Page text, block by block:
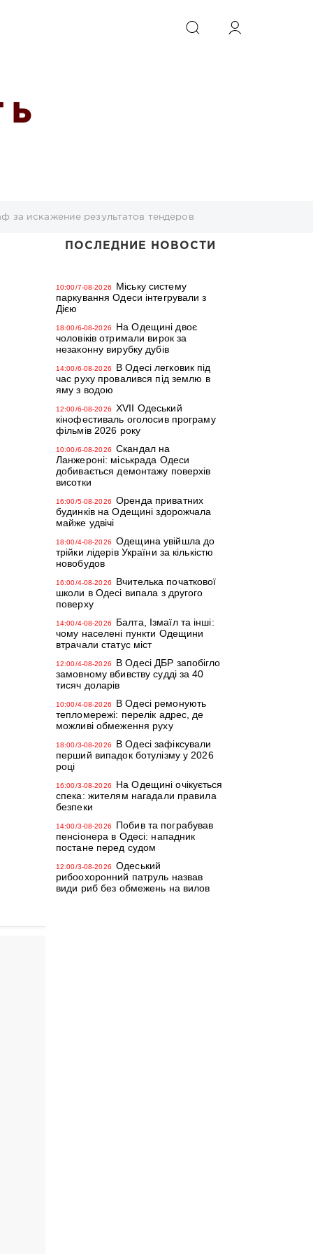
ИСКАТЬ
Ь
за искажение результатов тендеров
ПОСЛЕДНИЕ НОВОСТИ
10:00/7-08-2026
Міську систему
паркування Одеси інтегрували з
Дією
18:00/6-08-2026
На Одещині двоє
чоловіків отримали вирок за
незаконну вирубку дубів
14:00/6-08-2026
В Одесі легковик під
час руху провалився під землю в
яму з водою
12:00/6-08-2026
XVII Одеський
кінофестиваль оголосив програму
фільмів 2026 року
10:00/6-08-2026
Скандал на
Ланжероні: міськрада Одеси
добивається демонтажу поверхів
висотки
16:00/5-08-2026
Оренда приватних
будинків на Одещині здорожчала
майже удвічі
18:00/4-08-2026
Одещина увійшла до
трійки лідерів України за кількістю
новобудов
16:00/4-08-2026
Вчителька початкової
школи в Одесі випала з другого
поверху
14:00/4-08-2026
Балта, Ізмаїл та інші:
чому населені пункти Одещини
втрачали статус міст
12:00/4-08-2026
В Одесі ДБР запобігло
замовному вбивству судді за 40
тисяч доларів
10:00/4-08-2026
В Одесі ремонують
тепломережі: перелік адрес, де
можливі обмеження руху
18:00/3-08-2026
В Одесі зафіксували
перший випадок ботулізму у 2026
році
16:00/3-08-2026
На Одещині очікується
спека: жителям нагадали правила
безпеки
14:00/3-08-2026
Побив та пограбував
пенсіонера в Одесі: нападник
постане перед судом
12:00/3-08-2026
Одеський
рибоохоронний патруль назвав
види риб без обмежень на вилов